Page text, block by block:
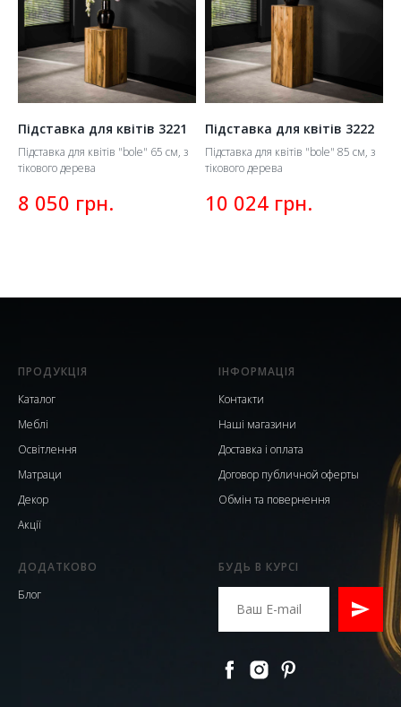
Підставка для квітів 3221
Підставка для квітів "bole" 65 см, з
тікового дерева
8 050 грн.
Підставка для квітів 3222
Підставка для квітів "bole" 85 см, з
тікового дерева
10 024 грн.
ПРОДУКЦІЯ
Каталог
Меблі
Освітлення
Матраци
Декор
Акції
ІНФОРМАЦІЯ
Контакти
Наші магазини
Доставка і оплата
Договор публичной оферты
Обмін та повернення
ДОДАТКОВО
Блог
БУДЬ В КУРСІ